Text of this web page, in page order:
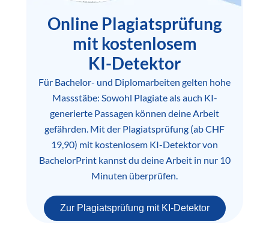
Online Plagiatsprüfung
mit kostenlosem
KI-Detektor
Für Bachelor- und Diplomarbeiten gelten hohe
Massstäbe: Sowohl Plagiate als auch KI-
generierte Passagen können deine Arbeit
gefährden. Mit der Plagiatsprüfung (ab CHF
19,90) mit kostenlosem KI-Detektor von
BachelorPrint kannst du deine Arbeit in nur 10
Minuten überprüfen.
Zur Plagiatsprüfung mit KI-Detektor